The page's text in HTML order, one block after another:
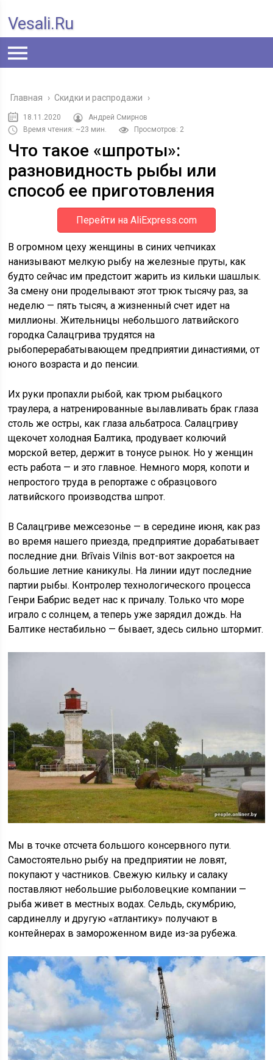
Vesali.ru
Главная › Скидки и распродажи ›
18.11.2020
Андрей Смирнов
Время чтения: ~23 мин.
Просмотров: 2
Что такое «шпроты»:
разновидность рыбы или
способ ее приготовления
Перейти на AliExpress.com
В огромном цеху женщины в синих чепчиках
нанизывают мелкую рыбу на железные пруты, как
будто сейчас им предстоит жарить из кильки шашлык.
За смену они проделывают этот трюк тысячу раз, за
неделю — пять тысяч, а жизненный счет идет на
миллионы. Жительницы небольшого латвийского
городка Салацгрива трудятся на
рыбоперерабатывающем предприятии династиями, от
юного возраста и до пенсии.
Их руки пропахли рыбой, как трюм рыбацкого
траулера, а натренированные вылавливать брак глаза
столь же остры, как глаза альбатроса. Салацгриву
щекочет холодная Балтика, продувает колючий
морской ветер, держит в тонусе рынок. Но у женщин
есть работа — и это главное. Немного моря, копоти и
непростого труда в репортаже с образцового
латвийского производства шпрот.
В Салацгриве межсезонье — в середине июня, как раз
во время нашего приезда, предприятие дорабатывает
последние дни. Brīvais Vilnis вот-вот закроется на
большие летние каникулы. На линии идут последние
партии рыбы. Контролер технологического процесса
Генри Бабрис ведет нас к причалу. Только что море
играло с солнцем, а теперь уже зарядил дождь. На
Балтике нестабильно — бывает, здесь сильно штормит.
Мы в точке отсчета большого консервного пути.
Самостоятельно рыбу на предприятии не ловят,
покупают у частников. Свежую кильку и салаку
поставляют небольшие рыболовецкие компании —
рыба живет в местных водах. Сельдь, скумбрию,
сардинеллу и другую «атлантику» получают в
контейнерах в замороженном виде из-за рубежа.